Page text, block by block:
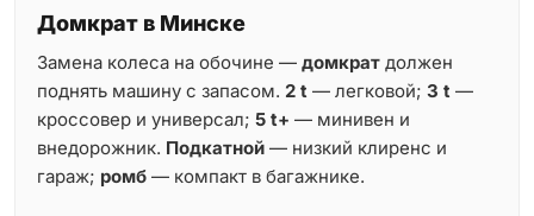
Домкрат в Минске
Замена колеса на обочине — домкрат должен
поднять машину с запасом. 2 t — легковой; 3 t —
кроссовер и универсал; 5 t+ — минивен и
внедорожник. Подкатной — низкий клиренс и
гараж; ромб — компакт в багажнике.